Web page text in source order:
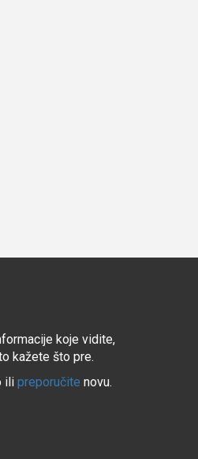
koje vidite,
kažete što pre.
ili preporučite novu.